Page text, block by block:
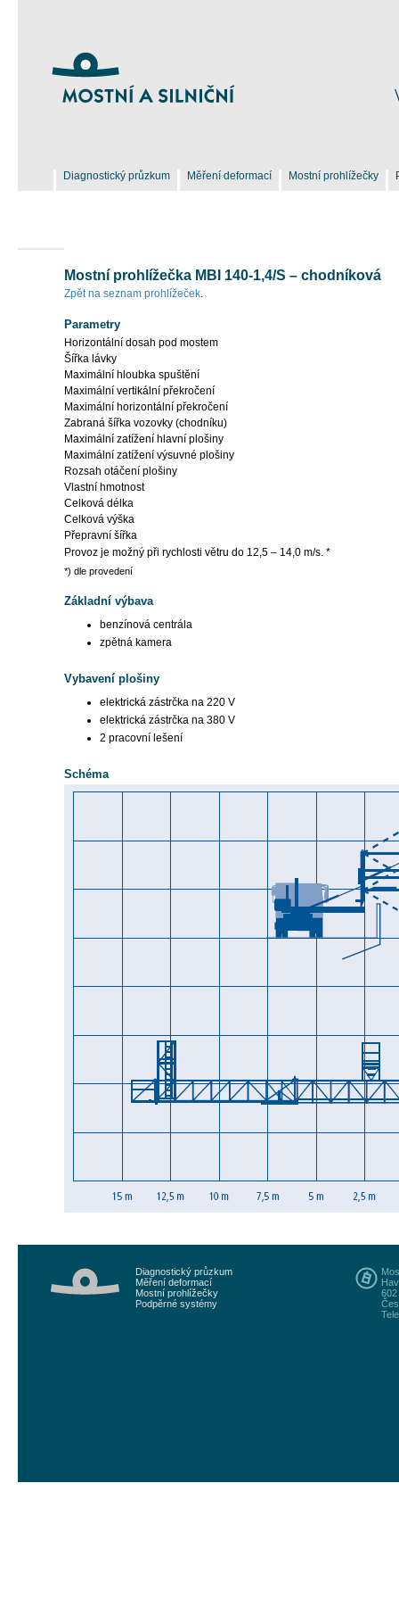
Diagnostický průzkum Měření deformací Mostní prohlížečky
Mostní prohlížečka MBI 140-1,4/S – chodníková
Zpět na seznam prohlížeček.
Parametry
Horizontální dosah pod mostem
Šířka lávky
Maximální hloubka spuštění
Maximální vertikální překročení
Maximální horizontální překročení
Zabraná šířka vozovky (chodníku)
Maximální zatížení hlavní plošiny
Maximální zatížení výsuvné plošiny
Rozsah otáčení plošiny
Vlastní hmotnost
Celková délka
Celková výška
Přepravní šířka
Provoz je možný při rychlosti větru do 12,5 – 14,0 m/s. *
*) dle provedení
Základní výbava
benzínová centrála
zpětná kamera
Vybavení plošiny
elektrická zástrčka na 220 V
elektrická zástrčka na 380 V
2 pracovní lešení
Schéma
Diagnostický průzkum
Měření deformací
Mostní prohlížečky
Podpěrné systémy